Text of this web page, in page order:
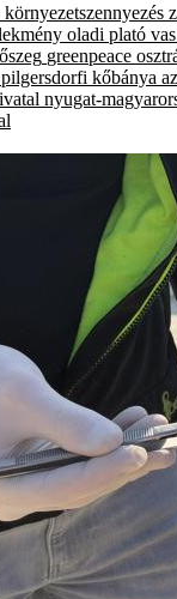
környezetszennyezés
oladi plató
greenpeace
pilgersdorfi kőbánya
nyugat-